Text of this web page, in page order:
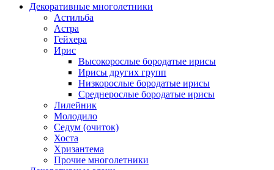
Декоративные многолетники
Астильба
Астра
Гейхера
Ирис
Высокорослые бородатые ирисы
Ирисы других групп
Низкорослые бородатые ирисы
Среднерослые бородатые ирисы
Лилейник
Молодило
Седум (очиток)
Хоста
Хризантема
Прочие многолетники